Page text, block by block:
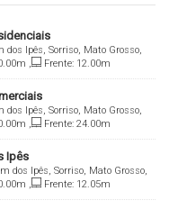
dos Ipês, Sorriso, Mato Grosso,
.00m , Frente: 12.00m
dos Ipês, Sorriso, Mato Grosso,
.00m , Frente: 24.00m
Ipês
dos Ipês, Sorriso, Mato Grosso,
.00m , Frente: 12.05m